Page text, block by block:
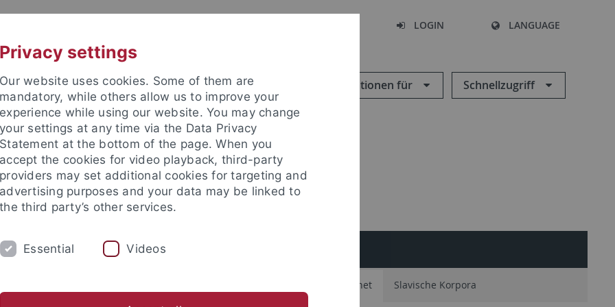
LOGIN LANGUAGE
Informationen für Schnellzugriff
STUDIUM FORSCHUNG
Slavistik im Internet Slavische Korpora
Privacy settings
Our website uses cookies. Some of them are
mandatory, while others allow us to improve your
experience while using our website. You may change
your settings at any time via the Data Privacy
Statement at the bottom of the page. When you
accept the cookies for video playback, third-party
providers may set additional cookies for targeting and
advertising purposes and your data may be linked to
the third party’s other services.
Essential Videos